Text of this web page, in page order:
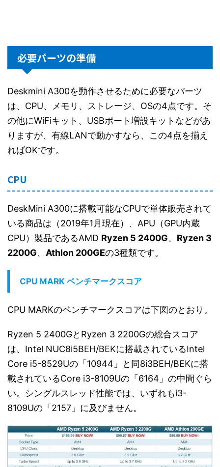
必要パーツの準備
Deskmini A300を動作させるために必要なパーツ
は、CPU、メモリ、ストレージ、OSの4点です。そ
の他にWiFiキット、USBポート増設キットなどがあ
りますが、有線LANで動かすなら、この4点を揃え
ればOKです。
CPU
DeskMini A300に搭載可能なCPUで単体販売されて
いる商品は（2019年1月現在）、APU（GPU内蔵
CPU）製品であるAMD Ryzen 5 2400G、 Ryzen 3
2200G、 Athlon 200GEの3種類です。
CPU MARK ベンチマークスコア
CPU MARKのベンチマークスコアは下図のとおり。
Ryzen 5 2400GとRyzen 3 2200Gの総合スコア
は、Intel NUC8i5BEH/BEKに搭載されているIntel
Core i5-8529Uの「10944」と同8i3BEH/BEKに搭
載されているCore i3-8109Uの「6164」の中間ぐら
い。シングルスレッド性能では、いずれもi3-
8109Uの「2157」に及びません。